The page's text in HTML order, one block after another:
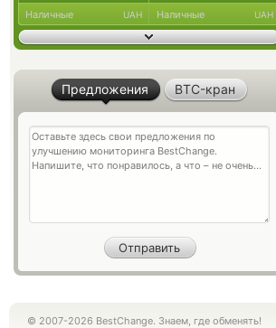
Наличные UAH Наличные UAH
Предложения BTC-кран
© 2007-2026 BestChange. Знаем, где обменять!